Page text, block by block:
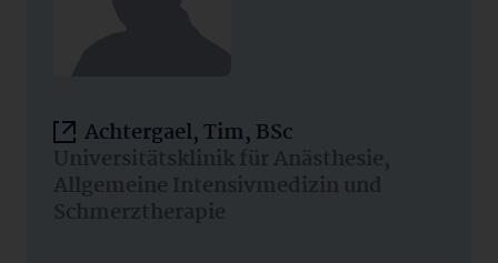
Achtergael, Tim, BSc
Universitätsklinik für Anästhesie,
Allgemeine Intensivmedizin und
Schmerztherapie